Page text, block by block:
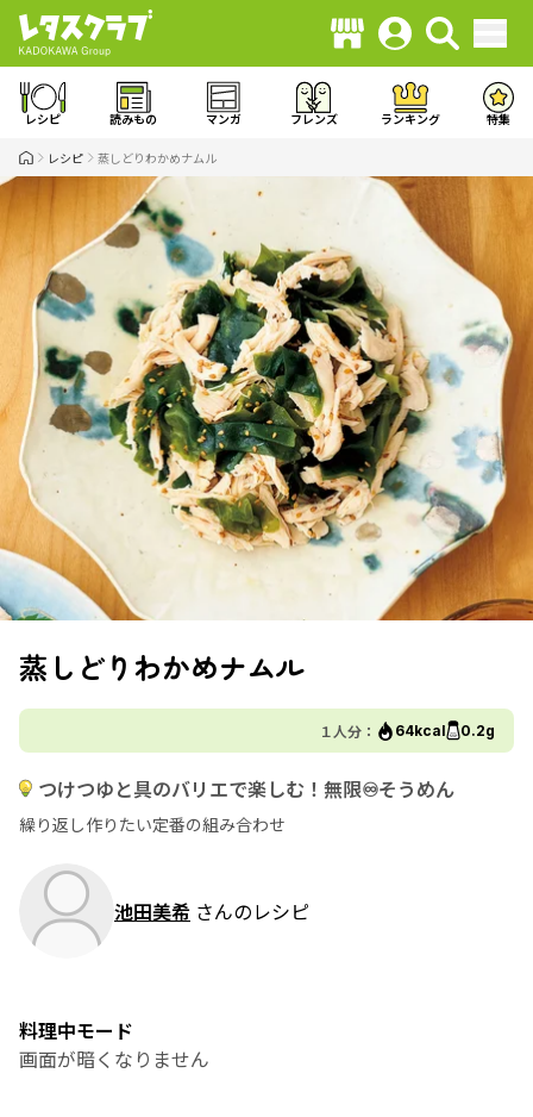
レシピ 読みもの マンガ フレンズ ランキング 特集
レシピ 蒸しどりわかめナムル
蒸しどりわかめナムル
１人分： 64kcal 0.2g
つけつゆと具のバリエで楽しむ！無限♾️そうめん
繰り返し作りたい定番の組み合わせ
池田美希 さんのレシピ
料理中モード
画面が暗くなりません